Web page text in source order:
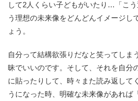
して2人くらい子どもがいたり…「こ
う理想の未来像をどんどんイメージし
ょう。
自分って結構欲張りだなと笑ってしま
昧でいいのです。そして、それを自分
に貼ったりして、時々また読み返して
うになった時、明確な未来像があれば